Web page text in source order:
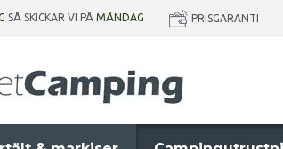
SÅ SKICKAR VI PÅ MÅNDAG PRISGARANTI